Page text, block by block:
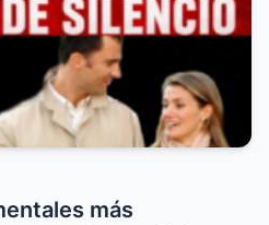
más